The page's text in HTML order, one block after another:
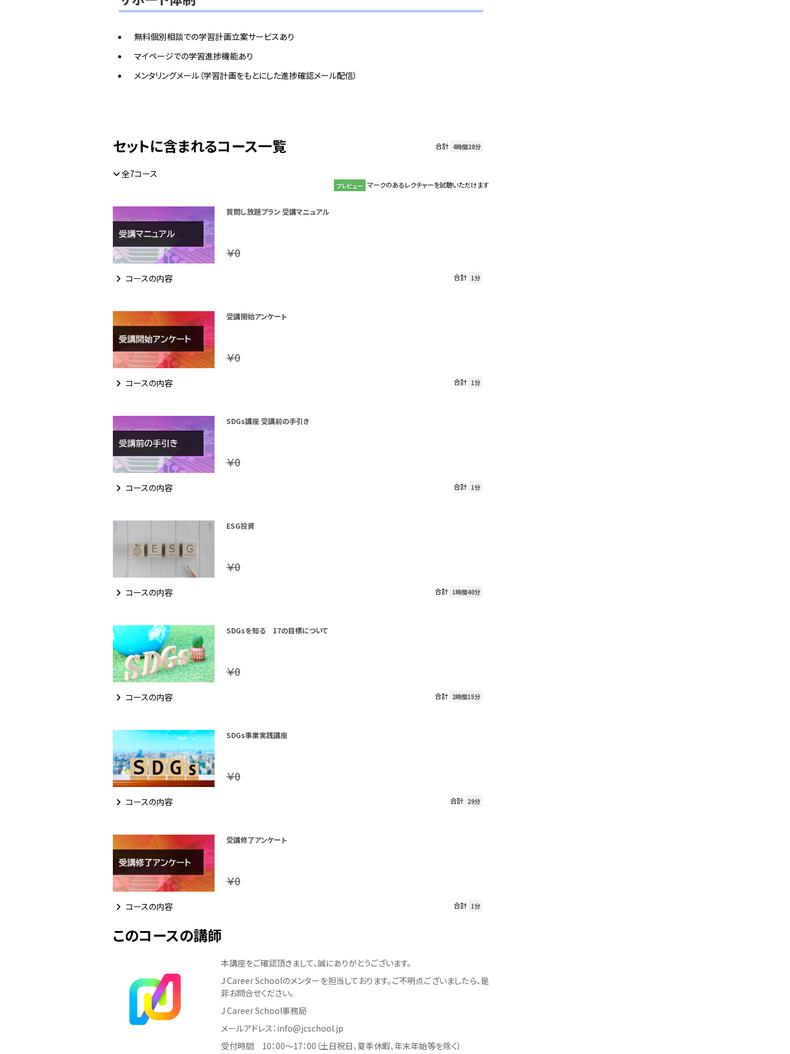
無料個別相談での学習計画立案サービスあり
マイページでの学習進捗機能あり
メンタリングメール（学習計画をもとにした進捗確認メール配信）
セットに含まれるコース一覧 合計 4時間28分
全7コース
プレビュー マークのあるレクチャーを試聴いただけます
質問し放題プラン 受講マニュアル
￥0
コースの内容 合計 1分
受講開始アンケート
￥0
コースの内容 合計 1分
SDGs講座 受講前の手引き
￥0
コースの内容 合計 1分
ESG投資
￥0
コースの内容 合計 1時間40分
SDGsを知る 17の目標について
￥0
コースの内容 合計 2時間15分
SDGs事業実践講座
￥0
コースの内容 合計 29分
受講修了アンケート
￥0
コースの内容 合計 1分
このコースの講師
本講座をご確認頂きまして、誠にありがとうございます。
J Career Schoolのメンターを担当しております。ご不明点ございましたら、是
非お問合せください。
J Career School事務局
メールアドレス：info@jcschool.jp
受付時間 10：00〜17：00（土日祝日、夏季休暇、年末年始等を除く）